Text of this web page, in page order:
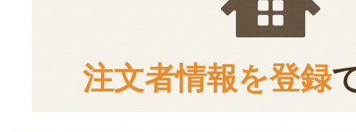
注文者情報を登録